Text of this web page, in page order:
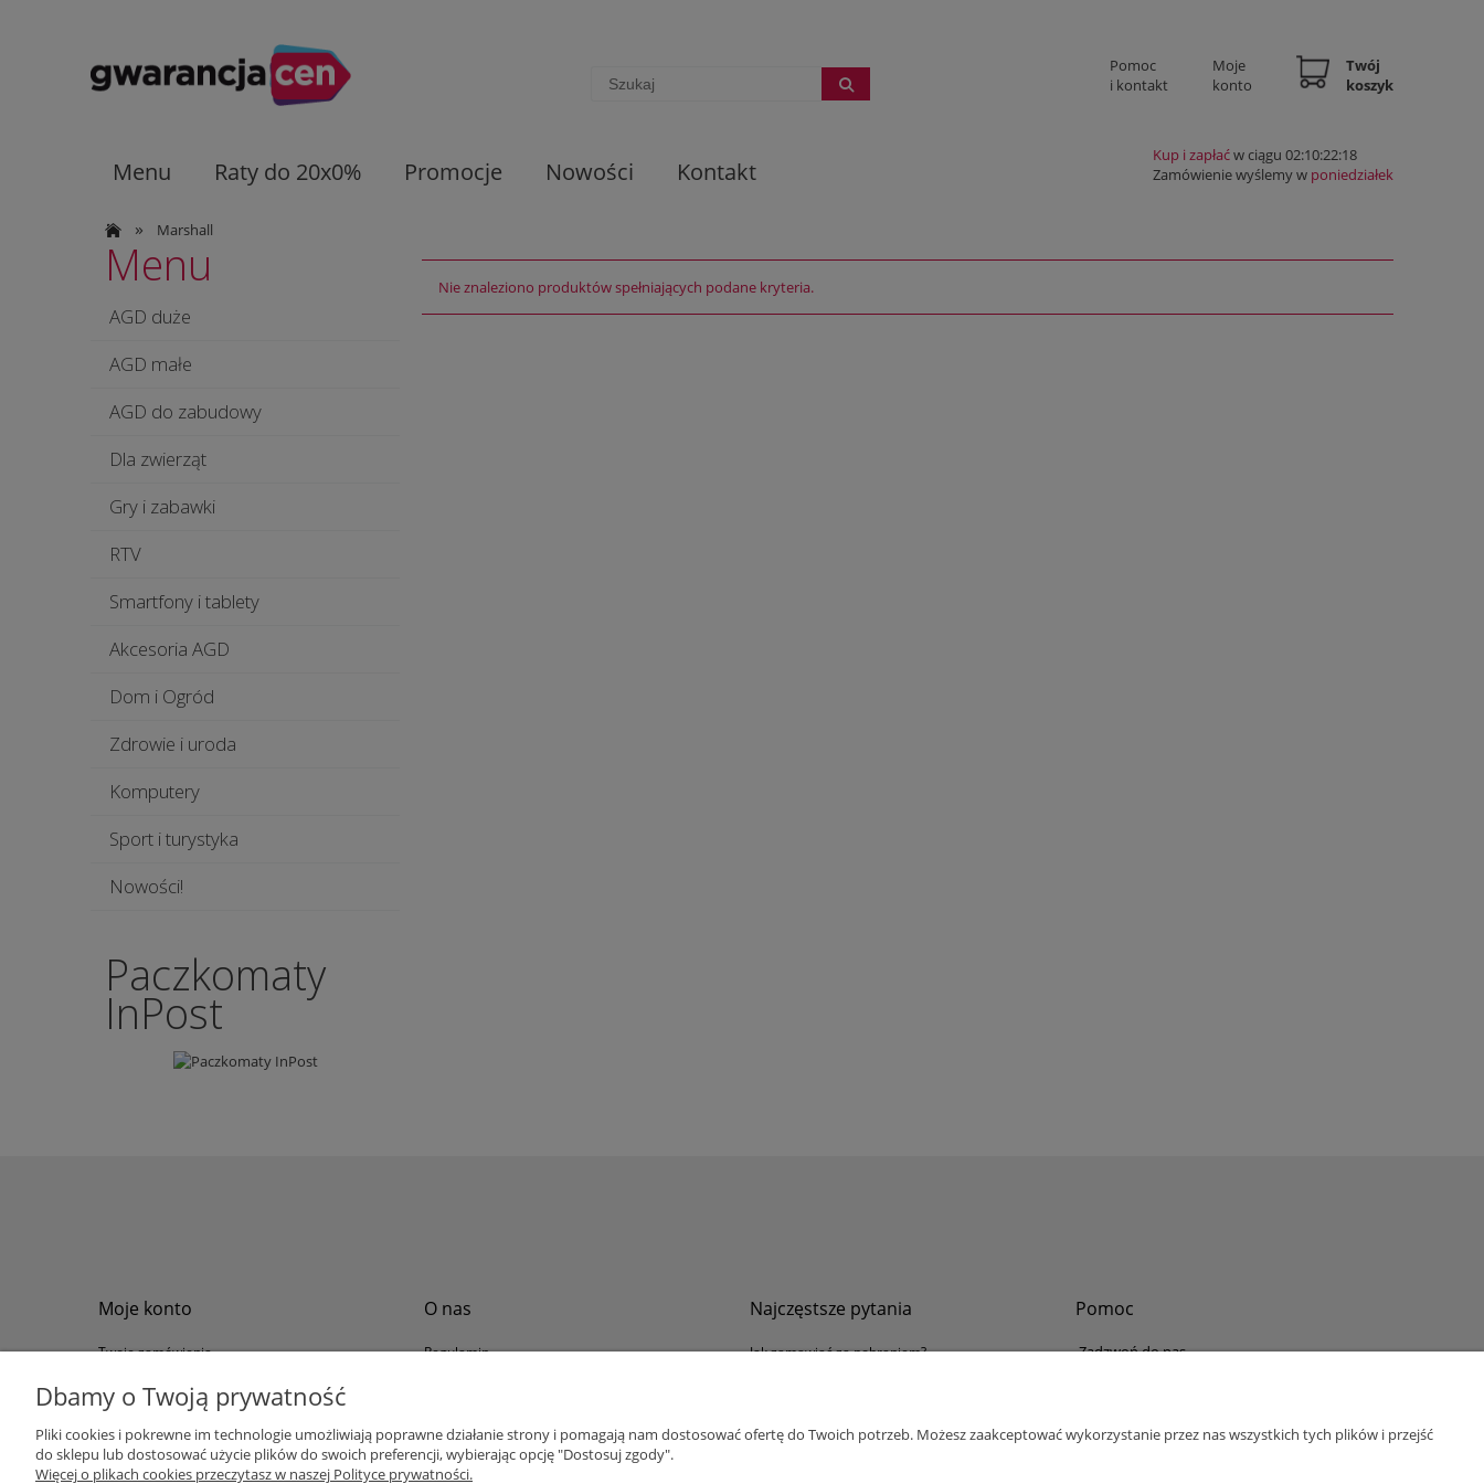
Pomoc
i kontakt
Moje
konto
Twój
koszyk
Menu Raty do 20x0% Promocje Nowości Kontakt
Kup i zapłaćw ciągu 02:10:22:17
Zamówienie wyślemy w poniedziałek
» Marshall
Menu
AGD duże
AGD małe
AGD do zabudowy
Dla zwierząt
Gry i zabawki
RTV
Smartfony i tablety
Akcesoria AGD
Dom i Ogród
Zdrowie i uroda
Komputery
Sport i turystyka
Nowości!
Paczkomaty
InPost
Nie znaleziono produktów spełniających podane kryteria.
Moje konto
Twoje zamówienia
Ustawienia konta
O nas
Regulamin
Polityka prywatności
Program lojalnościowy dla firm
Najczęstsze pytania
Jak zamawiać za pobraniem?
Pomoc
Zadzwoń do nas
bok@abinvest.info
Dbamy o Twoją prywatność
Pliki cookies i pokrewne im technologie umożliwiają poprawne działanie strony i pomagają nam dostosować ofertę do Twoich potrzeb. Możesz zaakceptować wykorzystanie przez nas wszystkich tych plików i przejść
do sklepu lub dostosować użycie plików do swoich preferencji, wybierając opcję "Dostosuj zgody".
Więcej o plikach cookies przeczytasz w naszej Polityce prywatności.